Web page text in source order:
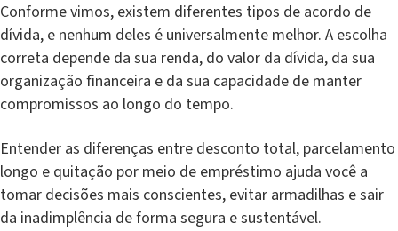
Conforme vimos, existem diferentes tipos de acordo de
dívida, e nenhum deles é universalmente melhor. A escolha
correta depende da sua renda, do valor da dívida, da sua
organização financeira e da sua capacidade de manter
compromissos ao longo do tempo.
Entender as diferenças entre desconto total, parcelamento
longo e quitação por meio de empréstimo ajuda você a
tomar decisões mais conscientes, evitar armadilhas e sair
da inadimplência de forma segura e sustentável.